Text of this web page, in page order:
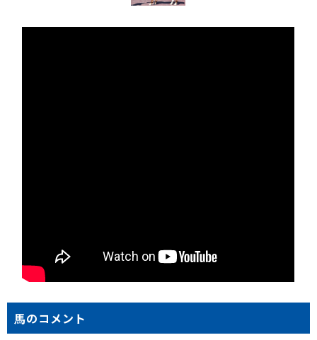
content/themes/cardia/single-
affiliation.php
馬のコメント